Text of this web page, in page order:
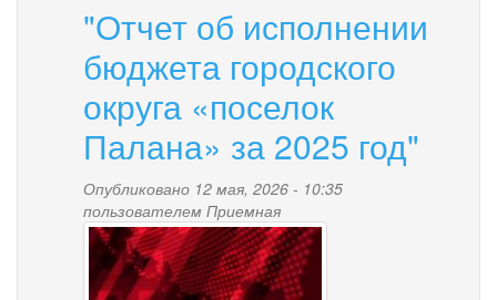
"Отчет об исполнении
бюджета городского
округа «поселок
Палана» за 2025 год"
Опубликовано 12 мая, 2026 - 10:35
пользователем Приемная
news-
palana.jpg